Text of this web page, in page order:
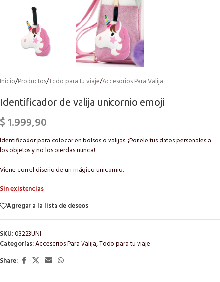
Inicio/Productos/Todo para tu viaje/Accesorios Para Valija
Identificador de valija unicornio emoji
$1.999,90
Identificador para colocar en bolsos o valijas. ¡Ponele tus datos personales a
los objetos y no los pierdas nunca!
Viene con el diseño de un mágico unicornio.
Sin existencias
Agregar a la lista de deseos
SKU:03223UNI
Categorías:Accesorios Para Valija,Todo para tu viaje
Share: